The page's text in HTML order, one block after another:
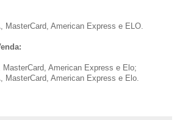
MasterCard, American Express e ELO.
American Express e Elo;
MasterCard, American Express e Elo.